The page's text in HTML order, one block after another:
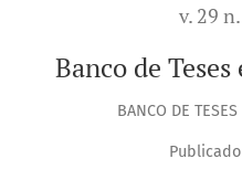
v. 29
Banco de
BANCO DE